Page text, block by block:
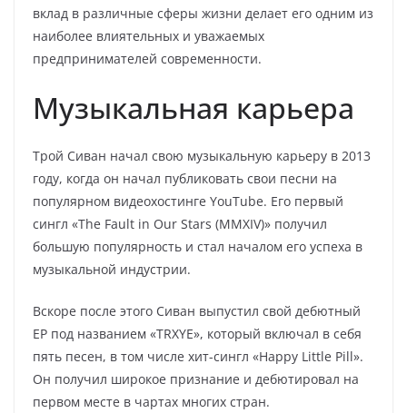
вклад в различные сферы жизни делает его одним из
наиболее влиятельных и уважаемых
предпринимателей современности.
Музыкальная карьера
Трой Сиван начал свою музыкальную карьеру в 2013
году, когда он начал публиковать свои песни на
популярном видеохостинге YouTube. Его первый
сингл «The Fault in Our Stars (MMXIV)» получил
большую популярность и стал началом его успеха в
музыкальной индустрии.
Вскоре после этого Сиван выпустил свой дебютный
EP под названием «TRXYE», который включал в себя
пять песен, в том числе хит-сингл «Happy Little Pill».
Он получил широкое признание и дебютировал на
первом месте в чартах многих стран.